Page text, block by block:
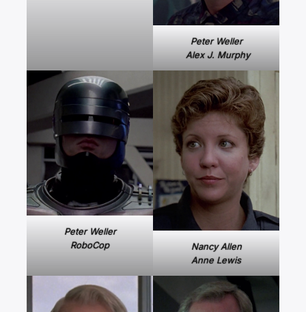
Peter Weller
Alex J. Murphy
Peter Weller
RoboCop
Nancy Allen
Anne Lewis